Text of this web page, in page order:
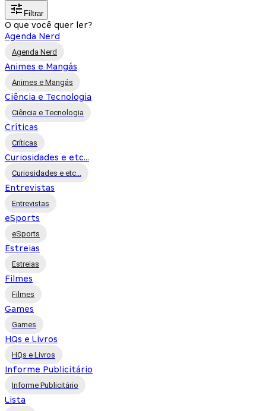
Filtrar
O que você quer ler?
Agenda Nerd
Agenda Nerd
Animes e Mangás
Animes e Mangás
Ciência e Tecnologia
Ciência e Tecnologia
Críticas
Críticas
Curiosidades e etc...
Curiosidades e etc...
Entrevistas
Entrevistas
eSports
eSports
Estreias
Estreias
Filmes
Filmes
Games
Games
HQs e Livros
HQs e Livros
Informe Publicitário
Informe Publicitário
Lista